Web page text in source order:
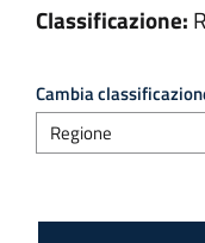
Classificazione:
Cambia